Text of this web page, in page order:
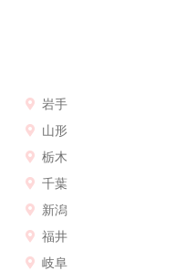
岩手
山形
栃木
千葉
新潟
福井
岐阜